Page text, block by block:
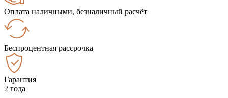
Оплата наличными, безналичный расчёт
Беспроцентная рассрочка
Гарантия
2 года